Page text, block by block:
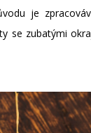
je
se zubatými